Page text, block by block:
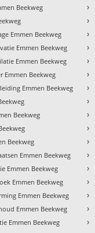
Beekweg
Emmen Beekweg
Emmen Beekweg
Emmen Beekweg
Emmen Beekweg
Emmen Beekweg
Beekweg
Beekweg
Emmen Beekweg
Emmen Beekweg
Emmen Beekweg
Emmen Beekweg
Emmen Beekweg
Emmen Beekweg
›
›
›
›
›
›
›
›
›
›
›
›
›
›
›
›
›